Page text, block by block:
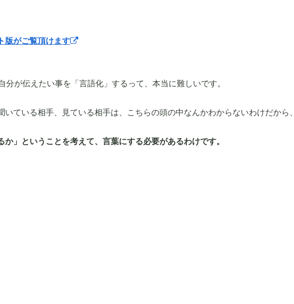
版がご覧頂けます
分が伝えたい事を「言語化」するって、本当に難しいです。
いている相手、見ている相手は、こちらの頭の中なんかわからないわけだから、
か」ということを考えて、言葉にする必要があるわけです。